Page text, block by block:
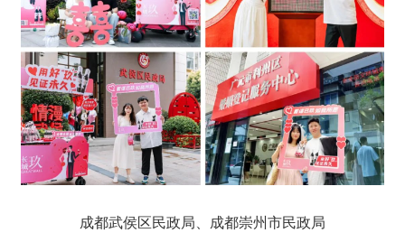
成都武侯区民政局、成都崇州市民政局